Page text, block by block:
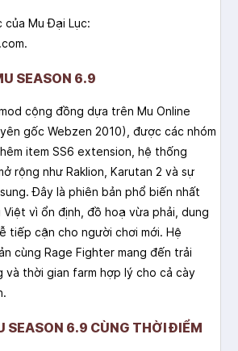
Mu Đại Lục:
SEASON 6.9
cộng đồng dựa trên Mu Online
gốc Webzen 2010), được các nhóm
item SS6 extension, hệ thống
rộng như Raklion, Karutan 2 và sự
Đây là phiên bản phổ biến nhất
vì ổn định, đồ hoạ vừa phải, dung
tiếp cận cho người chơi mới. Hệ
cùng Rage Fighter mang đến trải
và thời gian farm hợp lý cho cả cày
SEASON 6.9 CÙNG THỜI ĐIỂM